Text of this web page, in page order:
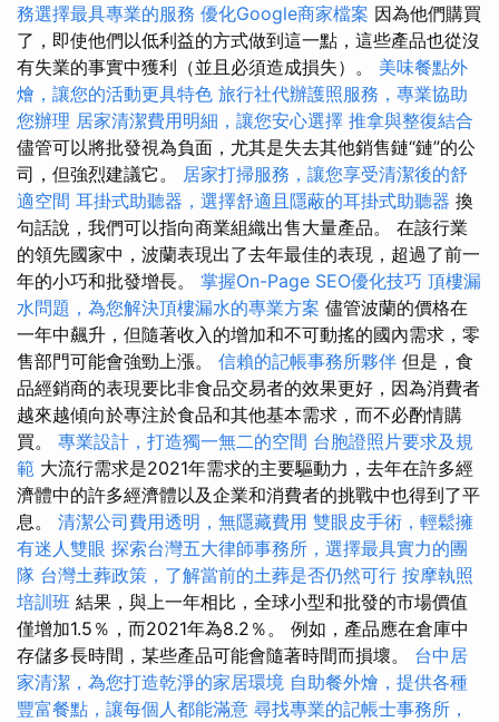
務選擇最具專業的服務 優化Google商家檔案 因為他們購買
了，即使他們以低利益的方式做到這一點，這些產品也從沒
有失業的事實中獲利（並且必須造成損失）。 美味餐點外
燴，讓您的活動更具特色 旅行社代辦護照服務，專業協助
您辦理 居家清潔費用明細，讓您安心選擇 推拿與整復結合
儘管可以將批發視為負面，尤其是失去其他銷售鏈“鏈”的公
司，但強烈建議它。 居家打掃服務，讓您享受清潔後的舒
適空間 耳掛式助聽器，選擇舒適且隱蔽的耳掛式助聽器 換
句話說，我們可以指向商業組織出售大量產品。 在該行業
的領先國家中，波蘭表現出了去年最佳的表現，超過了前一
年的小巧和批發增長。 掌握On-Page SEO優化技巧 頂樓漏
水問題，為您解決頂樓漏水的專業方案 儘管波蘭的價格在
一年中飆升，但隨著收入的增加和不可動搖的國內需求，零
售部門可能會強勁上漲。 信賴的記帳事務所夥伴 但是，食
品經銷商的表現要比非食品交易者的效果更好，因為消費者
越來越傾向於專注於食品和其他基本需求，而不必酌情購
買。 專業設計，打造獨一無二的空間 台胞證照片要求及規
範 大流行需求是2021年需求的主要驅動力，去年在許多經
濟體中的許多經濟體以及企業和消費者的挑戰中也得到了平
息。 清潔公司費用透明，無隱藏費用 雙眼皮手術，輕鬆擁
有迷人雙眼 探索台灣五大律師事務所，選擇最具實力的團
隊 台灣土葬政策，了解當前的土葬是否仍然可行 按摩執照
培訓班 結果，與上一年相比，全球小型和批發的市場價值
僅增加1.5％，而2021年為8.2％。 例如，產品應在倉庫中
存儲多長時間，某些產品可能會隨著時間而損壞。 台中居
家清潔，為您打造乾淨的家居環境 自助餐外燴，提供各種
豐富餐點，讓每個人都能滿意 尋找專業的記帳士事務所，